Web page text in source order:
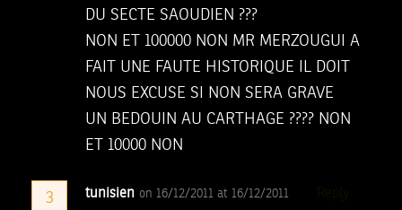
DU SECTE SAOUDIEN ???
NON ET 100000 NON MR MERZOUGUI A
FAIT UNE FAUTE HISTORIQUE IL DOIT
NOUS EXCUSE SI NON SERA GRAVE
UN BEDOUIN AU CARTHAGE ???? NON
ET 10000 NON
3 tunisien on 16/12/2011 at 16/12/2011